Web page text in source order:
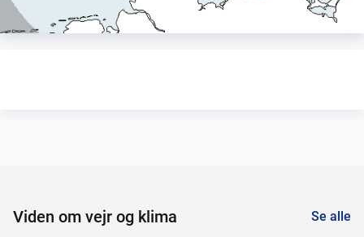
Viden om vejr og klima Se alle